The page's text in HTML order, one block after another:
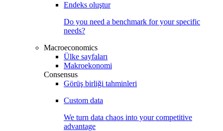
Endeks oluştur
Do you need a benchmark for your specific
needs?
Macroeconomics
Ülke sayfaları
Makroekonomi
Consensus
Görüş birliği tahminleri
Custom data
We turn data chaos into your competitive
advantage